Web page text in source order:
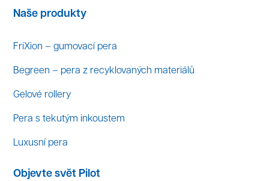
Naše produkty
FriXion – gumovací pera
Begreen – pera z recyklovaných materiálů
Gelové rollery
Pera s tekutým inkoustem
Luxusní pera
Objevte svět Pilot